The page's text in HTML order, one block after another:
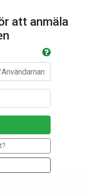
att anmäla